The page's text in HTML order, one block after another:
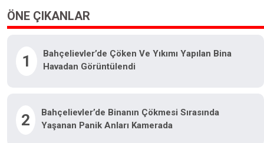
ÖNE ÇIKANLAR
1
Bahçelievler’de Çöken Ve Yıkımı Yapılan Bina
Havadan Görüntülendi
2
Bahçelievler’de Binanın Çökmesi Sırasında
Yaşanan Panik Anları Kamerada